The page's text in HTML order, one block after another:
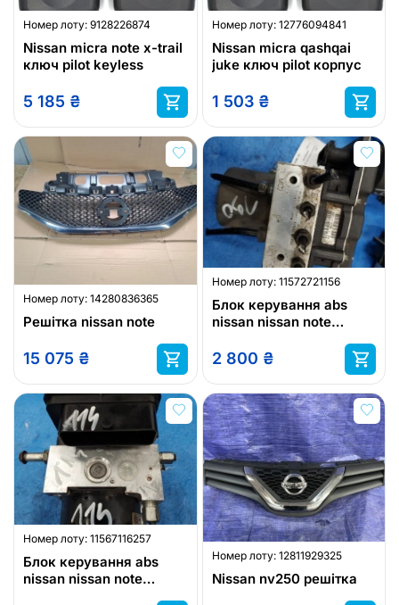
Номер лоту: 9128226874
Nissan micra note x-trail
ключ pilot keyless
5 185 ₴
Номер лоту: 12776094841
Nissan micra qashqai
juke ключ pilot корпус
1 503 ₴
Номер лоту: 14280836365
Решітка nissan note
15 075 ₴
Номер лоту: 11572721156
Блок керування abs
nissan nissan note
2 800 ₴
Номер лоту: 11567116257
Блок керування abs
nissan nissan note
Номер лоту: 12811929325
Nissan nv250 решітка